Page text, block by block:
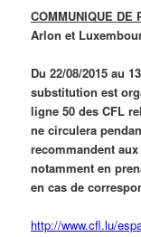
COMMUNIQUE DE
Arlon et
Du 22/08/2015 au
substitution est
ligne 50 des CFL
ne circulera
recommandent
notamment en
en cas de
http://www.cfl.lu/